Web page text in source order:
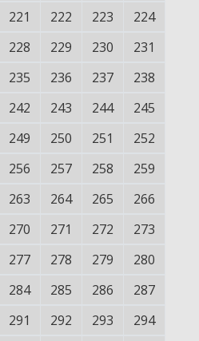
221 222 223
224
228 229 230
231
235 236 237
238
242 243 244
245
249 250 251
252
256 257 258
259
263 264 265
266
270 271 272
273
277 278 279
280
284 285 286
287
291 292 293
294